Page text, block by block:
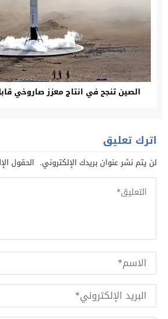
الصين تنجح في انتاج معزز صاروخي
اترك تعليق
لن يتم نشر عنوان بريدك الإلكتروني. الحقول